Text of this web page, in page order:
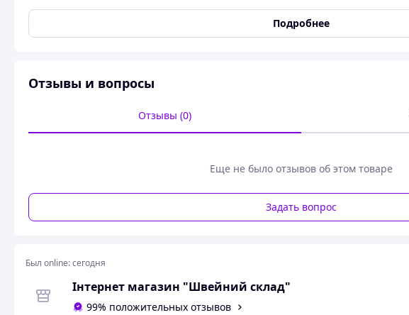
4 - 57 мм.
Подробнее
Отзывы и вопросы
Отзывы (0)
Еще не было отзывов об этом товаре
Задать вопрос
Был online:сегодня
Інтернет магазин "Швейний склад"
99% положительных отзывов